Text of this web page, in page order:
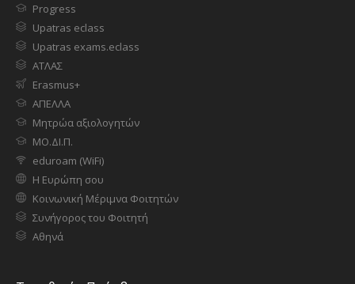
Progress
Upatras eclass
Upatras exams.eclass
ΑΤΛΑΣ
Erasmus+
ΑΠΕΛΛΑ
Μητρώα αξιολογητών
ΜΟ.ΔΙ.Π.
eduroam (WiFi)
Η Ευρώπη σου
Κοινωνική Μέριμνα Φοιτητών
Συνήγορος του Φοιτητή
Αθηνά